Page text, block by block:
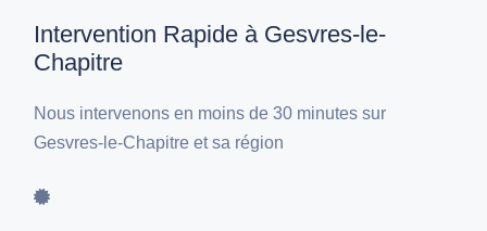
Intervention Rapide à Gesvres-le-
Chapitre
Nous intervenons en moins de 30 minutes sur
Gesvres-le-Chapitre et sa région